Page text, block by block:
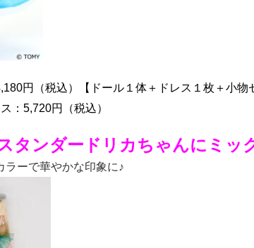
円（税込）【ドール１体＋ドレス１枚＋小物
：5,720円（税込）
タンダードリカちゃんにミッ
ラーで華やかな印象に♪